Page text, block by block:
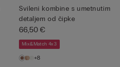
Svileni kombine s umetnutim
detaljem od čipke
66,50 €
Mix&Match 4x3
+8